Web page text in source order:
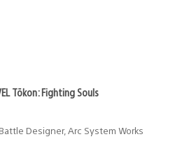
Tōkon: Fighting Souls
Designer, Arc System Works